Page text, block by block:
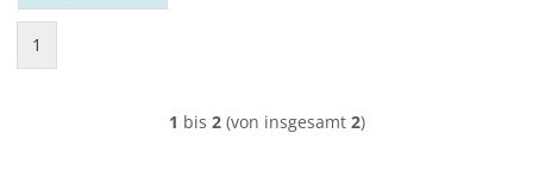
1
1 bis 2(von insgesamt 2)